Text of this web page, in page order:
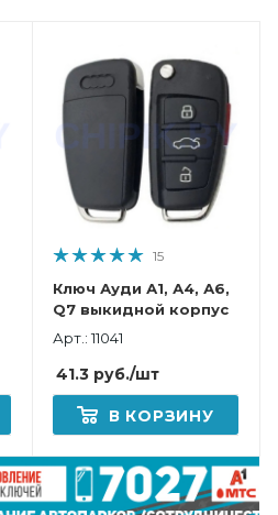
15
Ключ Ауди А1, А4, А6,
Q7 выкидной корпус
Арт.: 11041
41.3руб./шт
В КОРЗИНУ